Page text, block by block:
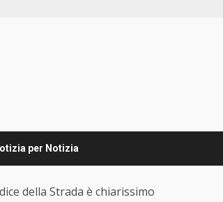
per Notizia
della Strada è chiarissimo